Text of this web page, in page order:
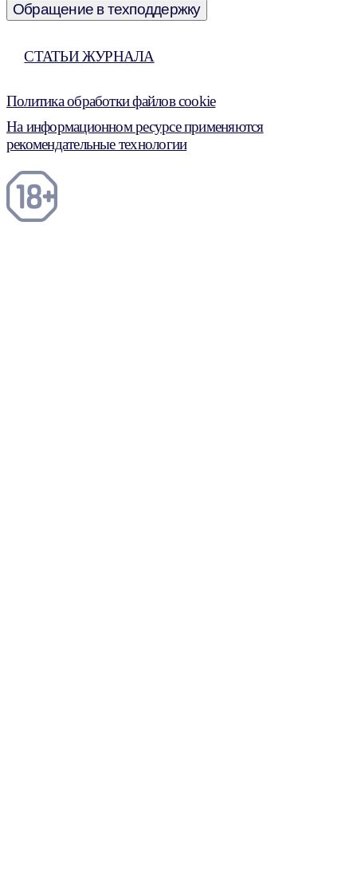
Обращение в техподдержку
СТАТЬИ ЖУРНАЛА
Политика обработки файлов cookie
На информационном ресурсе применяются
рекомендательные технологии